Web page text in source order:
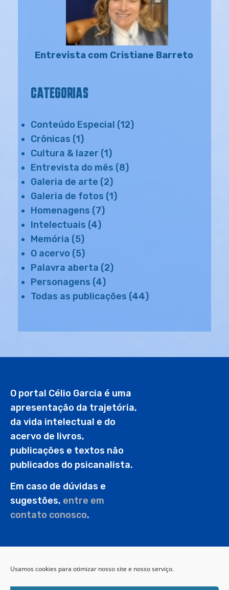
Usamos cookies para otimizar nosso site e nosso serviço.
Entrevista com Cristiane Barreto
CATEGORIAS
Conteúdo Especial (12)
Crônicas (1)
Cultura & lazer (1)
Entrevista do mês (8)
Galeria de arte (2)
Galeria de fotos (1)
Homenagens (7)
Intelectuais (4)
Memória (5)
O acervo (5)
Palavra aberta (2)
Personagens (4)
Todas as publicações (44)
O portal Célio Garcia é uma
apresentação da trajetória,
da vida intelectual e do
acervo de livros,
publicações e textos não
publicados do psicanalista.
Em caso de dúvidas e
sugestões, entre em
contato conosco.